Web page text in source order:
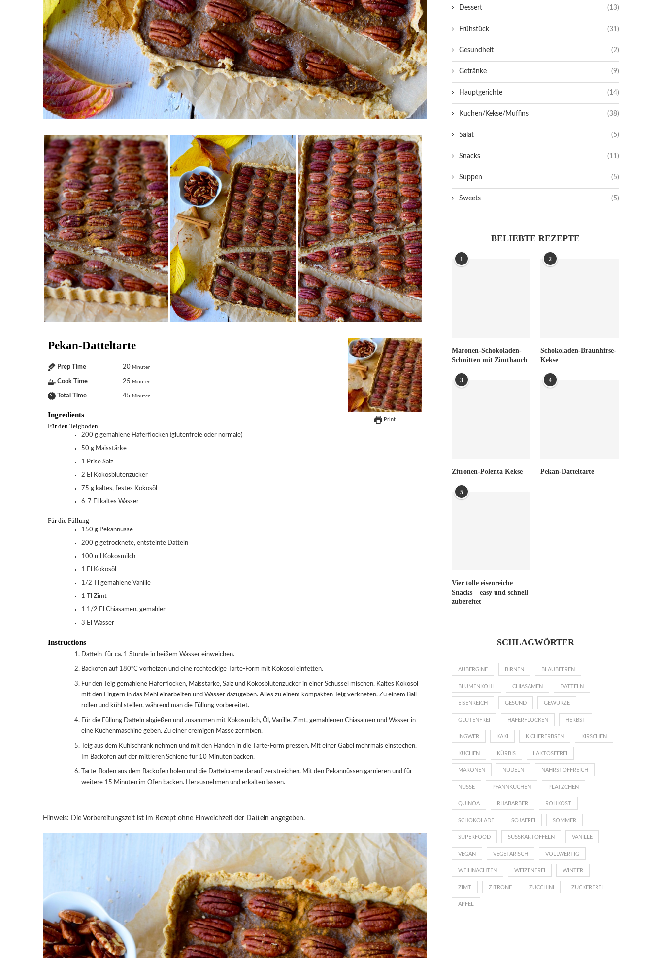
Print
Pekan-Datteltarte
Prep Time 20 Minuten
Cook Time 25 Minuten
Total Time 45 Minuten
Ingredients
Für den Teigboden
200 g gemahlene Haferflocken (glutenfreie oder normale)
50 g Maisstärke
1 Prise Salz
2 El Kokosblütenzucker
75 g kaltes, festes Kokosöl
6-7 El kaltes Wasser
Für die Füllung
150 g Pekannüsse
200 g getrocknete, entsteinte Datteln
100 ml Kokosmilch
1 El Kokosöl
1/2 gemahlene Vanille
1 Zimt
1 1/2 El Chiasamen, gemahlen
3 El Wasser
Instructions
Datteln für ca. 1 Stunde in heißem Wasser einweichen.
Backofen auf 180°C vorheizen und eine rechteckige Tarte-Form mit Kokosöl einfetten.
Für den Teig gemahlene Haferflocken, Maisstärke, Salz und Kokosblütenzucker in einer Schüssel mischen. Kaltes Kokosöl
mit den Fingern in das Mehl einarbeiten und Wasser dazugeben. Alles zu einem kompakten Teig verkneten. Zu einem Ball
rollen und kühl stellen, während man die Füllung vorbereitet.
Für die Füllung Datteln abgießen und zusammen mit Kokosmilch, Öl, Vanille, Zimt, gemahlenen Chiasamen und Wasser in
eine Küchenmaschine geben. Zu einer cremigen Masse zermixen.
Im Backofen auf der mittleren Schiene für 10 Minuten backen.
weitere 15 Minuten im Ofen backen. Herausnehmen und erkalten lassen.
Hinweis: Die Vorbereitungszeit ist im Rezept ohne Einweichzeit der Datteln angegeben.
Dessert (13)
Frühstück (31)
Gesundheit (2)
Getränke (9)
Hauptgerichte (14)
Kuchen/Kekse/Muffins (38)
Salat (5)
Snacks (11)
Suppen (5)
Sweets (5)
BELIEBTE REZEPTE
1
Maronen-Schokoladen-
Schnitten mit Zimthauch
2
Schokoladen-Braunhirse-
Kekse
3
Zitronen-Polenta Kekse
4
Pekan-Datteltarte
5
Vier tolle eisenreiche
Snacks – easy und schnell
zubereitet
SCHLAGWÖRTER
AUBERGINE BIRNEN BLAUBEEREN
BLUMENKOHL CHIASAMEN DATTELN
EISENREICH GESUND GEWÜRZE
GLUTENFREI HAFERFLOCKEN HERBST
INGWER KAKI KICHERERBSEN KIRSCHEN
KUCHEN KÜRBIS LAKTOSEFREI
MARONEN NUDELN NÄHRSTOFFREICH
NÜSSE PFANNKUCHEN PLÄTZCHEN
QUINOA RHABARBER ROHKOST
SCHOKOLADE SOJAFREI SOMMER
SUPERFOOD SÜSSKARTOFFELN VANILLE
VEGAN VEGETARISCH VOLLWERTIG
WEIHNACHTEN WEIZENFREI WINTER
ZIMT ZITRONE ZUCCHINI ZUCKERFREI
ÄPFEL